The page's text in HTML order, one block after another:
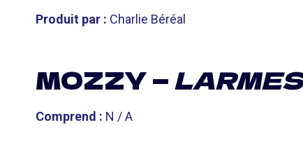
Produit par : Charlie Béréal
MOZZY —
Comprend : N / A